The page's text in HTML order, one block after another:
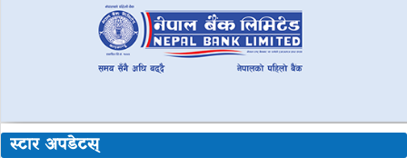
स्टार अपडेटस्